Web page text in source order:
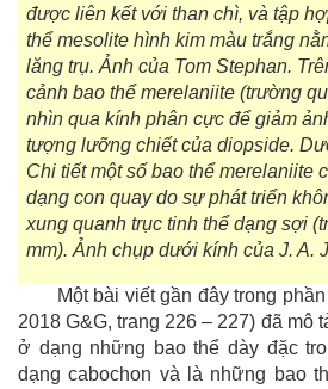
được liên kết với than chì, và tập
thể mesolite hình kim màu trắng
lăng trụ. Ảnh của Tom Stephan.
cảnh bao thể merelaniite (trường
nhìn qua kính phân cực để giảm
tượng lưỡng chiết của diopside.
Chi tiết một số bao thể merelaniite
dạng con quay do sự phát triển
xung quanh trục tinh thể dạng sợi
mm). Ảnh chụp dưới kính của J. A.
Một bài viết gần đây trong
2018 G&G, trang 226 – 227) đã mô
ở dạng những bao thể dày đặc
dạng cabochon và là những bao